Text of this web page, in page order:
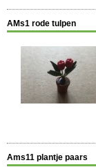
AMs1 rode tulpen
Ams11 plantje paars